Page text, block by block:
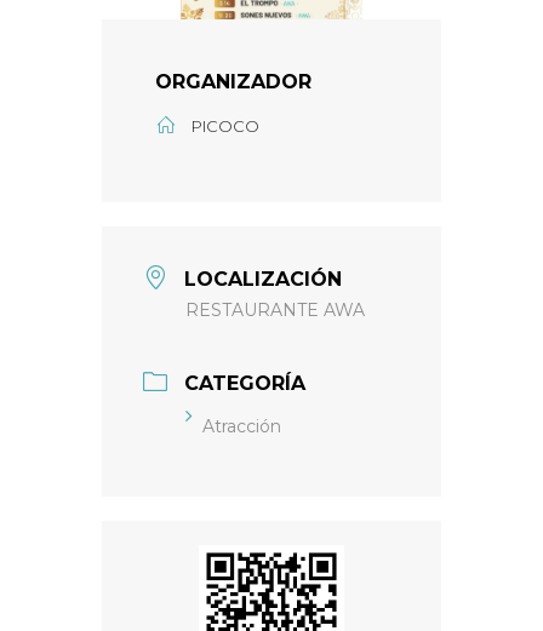
ORGANIZADOR
PICOCO
LOCALIZACIÓN
RESTAURANTE AWA
CATEGORÍA
Atracción